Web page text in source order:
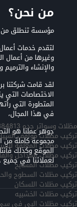
من نحن؟
مؤسسة تنطلق من
لتقدم خدمات
وغيرها من أعمال
والإنشاء والترميم
لقد قامت شركتنا
الاختصاصات التي
المتطورة التي
في هذا المجال،
جوهر عملنا هو
مجموعة كاملة من
الموقع وكذلك
لعملائنا في جميع
مظلات وسواتر جده 0503384813
تركيب مظلات مواقف
تركيب مظلات المعلقه
تركيب مظلات المداخل
تركيب مظلات المسابح
تركيب مظلات السطوح
تركيب مظلات اللسكان
تركيب مظلات الخشبيه
تركيب مظلات البي في